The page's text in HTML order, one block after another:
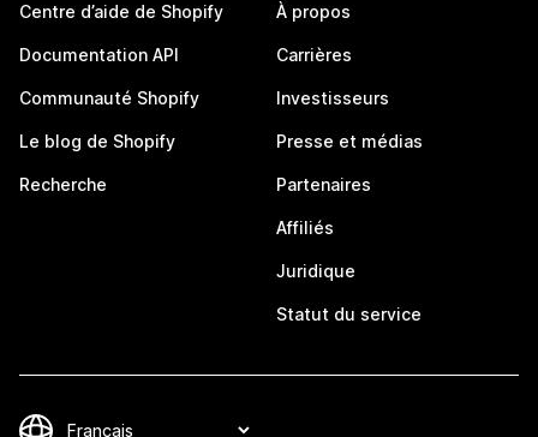
Centre d’aide de Shopify
Documentation API
Communauté Shopify
Le blog de Shopify
Recherche
À propos
Carrières
Investisseurs
Presse et médias
Partenaires
Affiliés
Juridique
Statut du service